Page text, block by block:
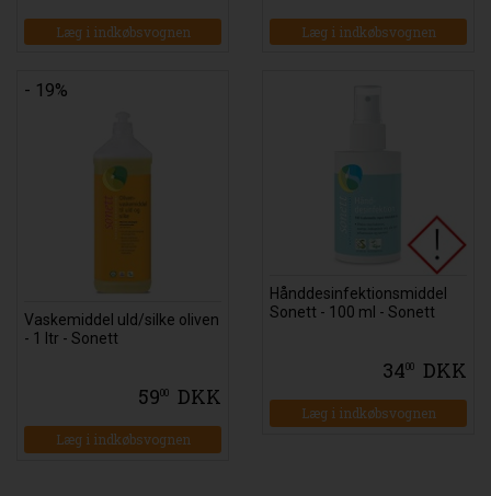
Læg i indkøbsvognen Læg i indkøbsvognen
- 19%
Vaskemiddel uld/silke oliven
- 1 ltr - Sonett
5900 DKK
Læg i indkøbsvognen
Hånddesinfektionsmiddel
Sonett - 100 ml - Sonett
3400 DKK
Læg i indkøbsvognen